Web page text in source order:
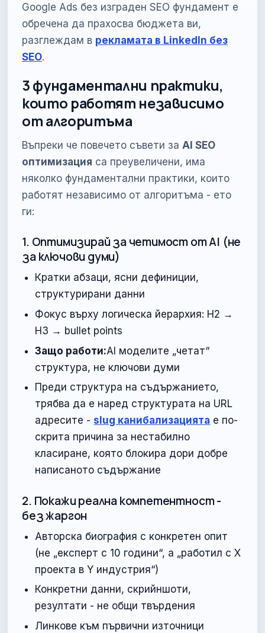
Google Ads без изграден SEO фундамент е
обречена да прахосва бюджета ви,
разглеждам в рекламата в LinkedIn без
SEO.
3 фундаментални практики,
които работят независимо
от алгоритъма
Въпреки че повечето съвети заAI SEO
оптимизация са преувеличени, има
няколко фундаментални практики, които
работят независимо от алгоритъма - ето
ги:
1. Оптимизирай за четимост от AI (не
за ключови думи)
Кратки абзаци, ясни дефиниции,
структурирани данни
Фокус върху логическа йерархия: H2 →
H3 → bullet points
Защо работи:AI моделите „четат“
структура, не ключови думи
Преди структура на съдържанието,
трябва да е наред структурата на URL
адресите - slug канибализацията е по-
скрита причина за нестабилно
класиране, която блокира дори добре
написаното съдържание
2. Покажи реална компетентност -
без жаргон
Авторска биография с конкретен опит
(не „експерт с 10 години“, а „работил с X
проекта в Y индустрия“)
Конкретни данни, скрийншоти,
резултати - не общи твърдения
Линкове към първични източници